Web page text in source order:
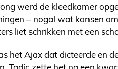
werd de kleedkamer
– nogal wat kansen
liet schrikken met een
het Ajax dat dicteerde en